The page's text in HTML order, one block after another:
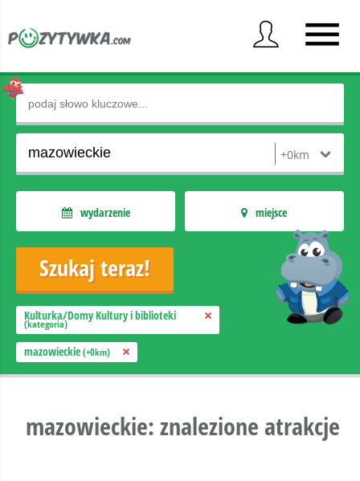
wydarzenie miejsce
Kulturka/Domy Kultury i biblioteki
(kategoria)
mazowieckie (+0km)
mazowieckie: znalezione atrakcje